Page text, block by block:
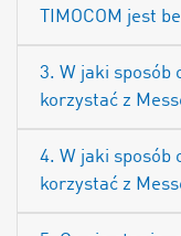
TIMOCOM jest
3. W jaki sposób
korzystać z
4. W jaki sposób
korzystać z